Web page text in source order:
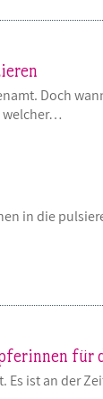
Doch
welcher…
in die
für
Es ist an der